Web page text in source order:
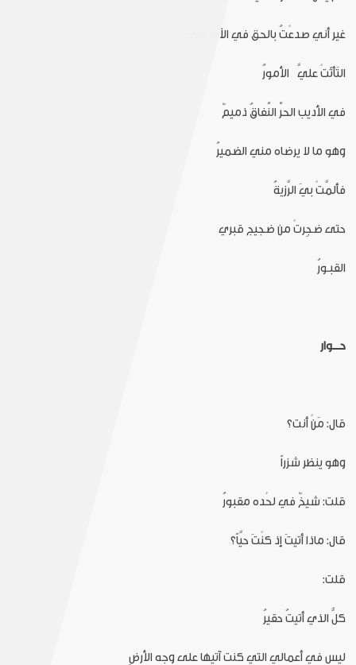
غير أني صدعْتُ بالحق في الآخر حتى
التَأثَتْ عليَّ الأمورُ
في الأديب الحرِّ النِّفاقُ ذميمٌ
وهو ما لا يرضاه مني الضميرُ
فألمَّتْ بيَ الرَّزيةُ
حتى ضجِرتْ من ضجيج قبري
القبـورُ
حـــوار
قال: مَنْ أنت؟
وهو ينظر شزراً
قلت: شيخٌ في لحْده مقبورُ
قال: ماذا أتيتَ إذ كنْتَ حيَّاً؟
قلت:
كلُّ الذي أتيتُ حقيرُ
ليس في أعمالي التي كنت آتيها على وجه الأرضِ